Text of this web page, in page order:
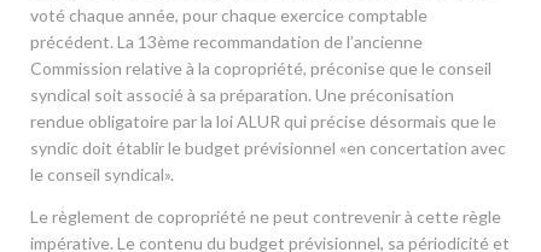
voté chaque année, pour chaque exercice comptable
précédent. La 13ème recommandation de l’ancienne
Commission relative à la copropriété, préconise que le conseil
syndical soit associé à sa préparation. Une préconisation
rendue obligatoire par la loi ALUR qui précise désormais que le
syndic doit établir le budget prévisionnel «en concertation avec
le conseil syndical».
Le règlement de copropriété ne peut contrevenir à cette règle
impérative. Le contenu du budget prévisionnel, sa périodicité et